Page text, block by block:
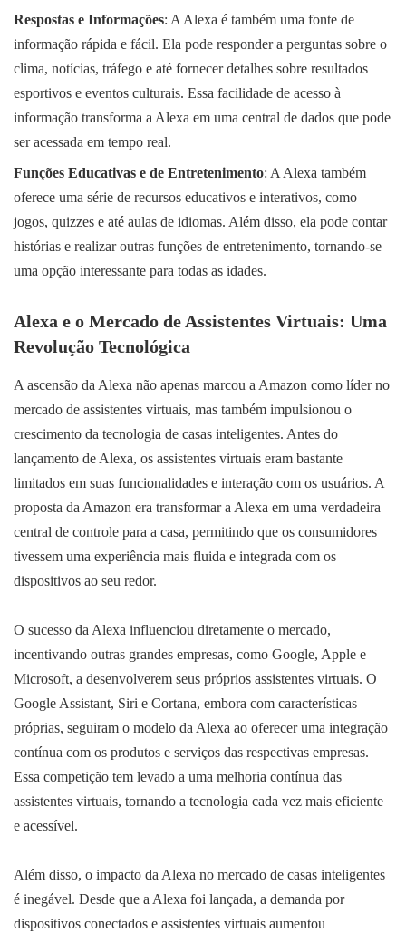
Respostas e Informações: A Alexa é também uma fonte de
informação rápida e fácil. Ela pode responder a perguntas sobre o
clima, notícias, tráfego e até fornecer detalhes sobre resultados
esportivos e eventos culturais. Essa facilidade de acesso à
informação transforma a Alexa em uma central de dados que pode
ser acessada em tempo real.
Funções Educativas e de Entretenimento: A Alexa também
oferece uma série de recursos educativos e interativos, como
jogos, quizzes e até aulas de idiomas. Além disso, ela pode contar
histórias e realizar outras funções de entretenimento, tornando-se
uma opção interessante para todas as idades.
Alexa e o Mercado de Assistentes Virtuais: Uma
Revolução Tecnológica
A ascensão da Alexa não apenas marcou a Amazon como líder no
mercado de assistentes virtuais, mas também impulsionou o
crescimento da tecnologia de casas inteligentes. Antes do
lançamento de Alexa, os assistentes virtuais eram bastante
limitados em suas funcionalidades e interação com os usuários. A
proposta da Amazon era transformar a Alexa em uma verdadeira
central de controle para a casa, permitindo que os consumidores
tivessem uma experiência mais fluida e integrada com os
dispositivos ao seu redor.
O sucesso da Alexa influenciou diretamente o mercado,
incentivando outras grandes empresas, como Google, Apple e
Microsoft, a desenvolverem seus próprios assistentes virtuais. O
Google Assistant, Siri e Cortana, embora com características
próprias, seguiram o modelo da Alexa ao oferecer uma integração
contínua com os produtos e serviços das respectivas empresas.
Essa competição tem levado a uma melhoria contínua das
assistentes virtuais, tornando a tecnologia cada vez mais eficiente
e acessível.
Além disso, o impacto da Alexa no mercado de casas inteligentes
é inegável. Desde que a Alexa foi lançada, a demanda por
dispositivos conectados e assistentes virtuais aumentou